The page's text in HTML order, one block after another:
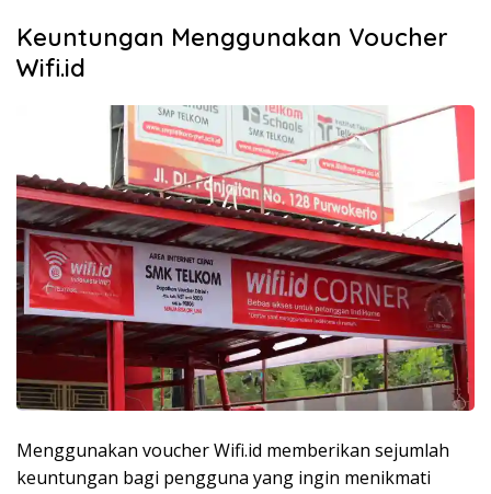
Keuntungan Menggunakan Voucher
Wifi.id
Menggunakan voucher Wifi.id memberikan sejumlah
keuntungan bagi pengguna yang ingin menikmati